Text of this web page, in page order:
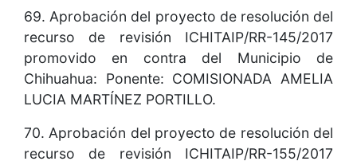
69. Aprobación del proyecto de resolución del
recurso de revisión ICHITAIP/RR-145/2017
promovido en contra del Municipio de
Chihuahua: Ponente: COMISIONADA AMELIA
LUCIA MARTÍNEZ PORTILLO.
70. Aprobación del proyecto de resolución del
recurso de revisión ICHITAIP/RR-155/2017